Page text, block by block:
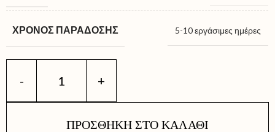
ΧΡΌΝΟΣ ΠΑΡΆΔΟΣΗΣ 5-10 εργάσιμες ημέρες
ΠΡΟΣΘΉΚΗ ΣΤΟ ΚΑΛΆΘΙ